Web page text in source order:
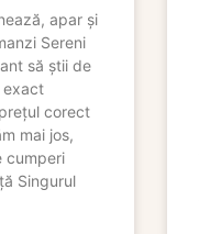
apar și
Sereni
să știi de
exact
corect
mai jos,
cumperi
Singurul